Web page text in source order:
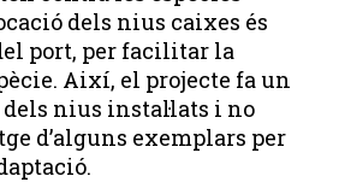
dels nius caixes és
port, per facilitar la
Així, el projecte fa un
nius instal·lats i no
d’alguns exemplars per